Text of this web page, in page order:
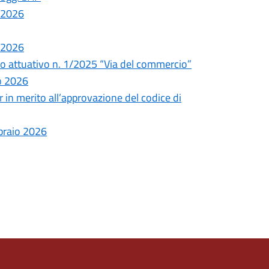
attuativo n. 1/2025 “Via del commercio”
2026
merito all’approvazione del codice di
2026